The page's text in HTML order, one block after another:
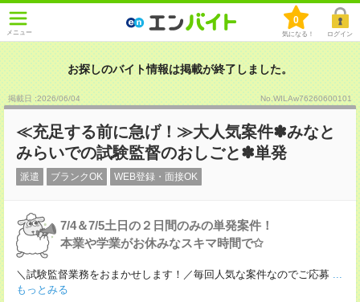
メニュー
0
気になる！ ログイン
お探しのバイト情報は掲載が終了しました。
掲載日 :2026/06/04 No.WILAw76260600101
≪充足する前に急げ！≫大人気案件✽みなと
みらいでの試験監督のおしごと✽単発
派遣 ブランクOK WEB登録・面接OK
7/4＆7/5土日の２日間のみの単発案件！
本業や学業がお休みなスキマ時間で✩
＼試験監督業務をおまかせします！／毎回人気な案件なのでご応募 ...
もっとみる